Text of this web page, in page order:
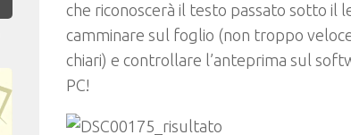
che riconoscerà il testo passato sotto il
camminare sul foglio (non troppo
chiari) e controllare l’anteprima sul
PC!